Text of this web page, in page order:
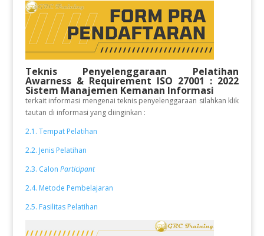
Teknis Penyelenggaraan Pelatihan
Awarness & Requirement ISO 27001 : 2022
Sistem Manajemen Kemanan Informasi
terkait informasi mengenai teknis penyelenggaraan silahkan klik
tautan di informasi yang diinginkan :
2.1. Tempat Pelatihan
2.2. Jenis Pelatihan
2.3. Calon Participant
2.4. Metode Pembelajaran
2.5. Fasilitas Pelatihan